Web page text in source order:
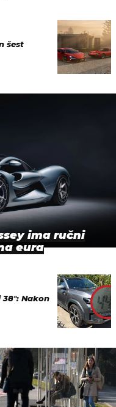
šest
ima ručni
eura
Nakon